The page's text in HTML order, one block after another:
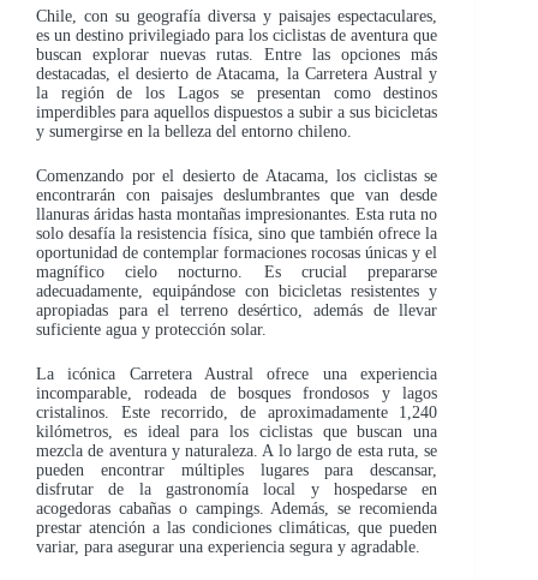
Chile, con su geografía diversa y paisajes espectaculares,
es un destino privilegiado para los ciclistas de aventura que
buscan explorar nuevas rutas. Entre las opciones más
destacadas, el desierto de Atacama, la Carretera Austral y
la región de los Lagos se presentan como destinos
imperdibles para aquellos dispuestos a subir a sus bicicletas
y sumergirse en la belleza del entorno chileno.
Comenzando por el desierto de Atacama, los ciclistas se
encontrarán con paisajes deslumbrantes que van desde
llanuras áridas hasta montañas impresionantes. Esta ruta no
solo desafía la resistencia física, sino que también ofrece la
oportunidad de contemplar formaciones rocosas únicas y el
magnífico cielo nocturno. Es crucial prepararse
adecuadamente, equipándose con bicicletas resistentes y
apropiadas para el terreno desértico, además de llevar
suficiente agua y protección solar.
La icónica Carretera Austral ofrece una experiencia
incomparable, rodeada de bosques frondosos y lagos
cristalinos. Este recorrido, de aproximadamente 1,240
kilómetros, es ideal para los ciclistas que buscan una
mezcla de aventura y naturaleza. A lo largo de esta ruta, se
pueden encontrar múltiples lugares para descansar,
disfrutar de la gastronomía local y hospedarse en
acogedoras cabañas o campings. Además, se recomienda
prestar atención a las condiciones climáticas, que pueden
variar, para asegurar una experiencia segura y agradable.